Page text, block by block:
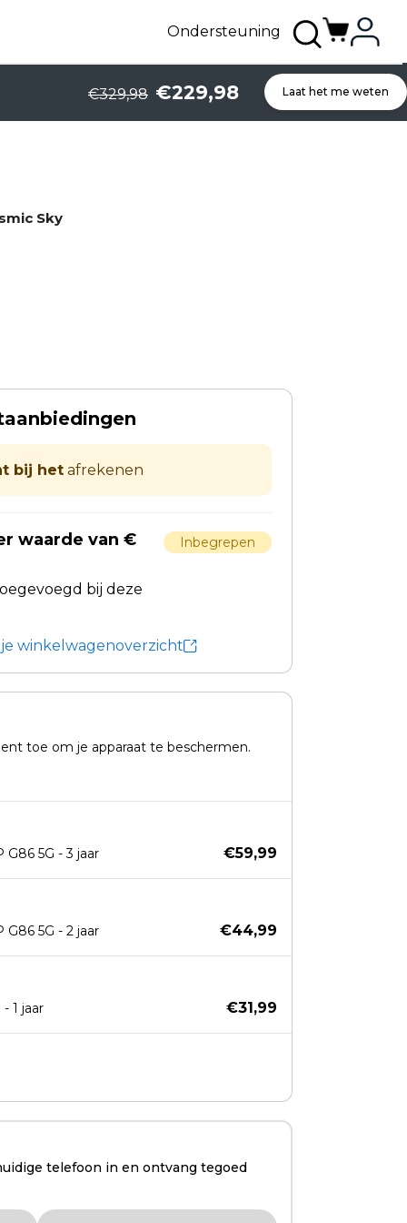
Ondersteuning
€329,98 €229,98 Laat het me weten
Sky
bij het afrekenen
waarde van €
bij deze
Inbegrepen
winkelwagenoverzicht
toe om je apparaat te beschermen.
5G - 3 jaar €59,99
5G - 2 jaar €44,99
1 jaar €31,99
telefoon in en ontvang tegoed